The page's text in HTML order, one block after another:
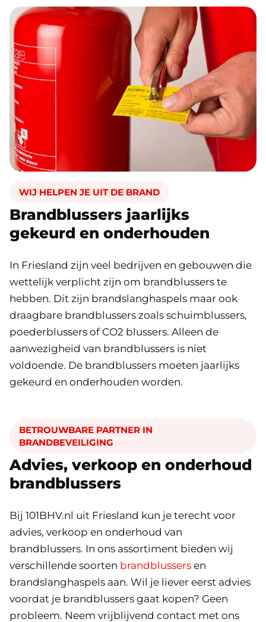
Brandblussers jaarlijks
gekeurd en onderhouden
WIJ HELPEN JE UIT DE BRAND
In Friesland zijn veel bedrijven en gebouwen die
wettelijk verplicht zijn om brandblussers te
hebben. Dit zijn brandslanghaspels maar ook
draagbare brandblussers zoals schuimblussers,
poederblussers of CO2 blussers. Alleen de
aanwezigheid van brandblussers is niet
voldoende. De brandblussers moeten jaarlijks
gekeurd en onderhouden worden.
Advies, verkoop en onderhoud
brandblussers
BETROUWBARE PARTNER IN
BRANDBEVEILIGING
Bij 101BHV.nl uit Friesland kun je terecht voor
advies, verkoop en onderhoud van
brandblussers. In ons assortiment bieden wij
verschillende soorten brandblussers en
brandslanghaspels aan. Wil je liever eerst advies
voordat je brandblussers gaat kopen? Geen
probleem. Neem vrijblijvend contact met ons